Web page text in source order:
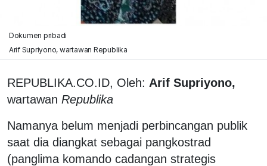
Dokumen pribadi
Arif Supriyono, wartawan Republika
REPUBLIKA.CO.ID, Oleh: Arif Supriyono,
wartawan Republika
Namanya belum menjadi perbincangan publik
saat dia diangkat sebagai pangkostrad
(panglima komando cadangan strategis